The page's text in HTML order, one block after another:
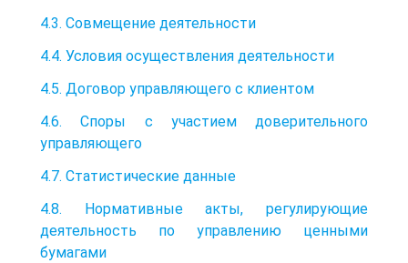
4.3. Совмещение деятельности
4.4. Условия осуществления деятельности
4.5. Договор управляющего с клиентом
4.6. Споры с участием доверительного
управляющего
4.7. Статистические данные
4.8. Нормативные акты, регулирующие
деятельность по управлению ценными
бумагами